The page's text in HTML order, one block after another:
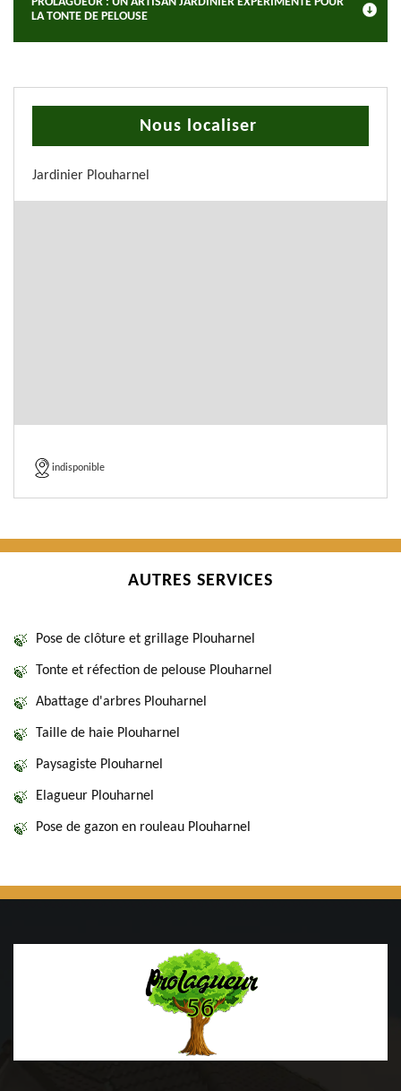
LA TONTE DE PELOUSE
Nous localiser
Jardinier Plouharnel
indisponible
AUTRES SERVICES
Pose de clôture et grillage Plouharnel
Tonte et réfection de pelouse Plouharnel
Abattage d'arbres Plouharnel
Taille de haie Plouharnel
Paysagiste Plouharnel
Elagueur Plouharnel
Pose de gazon en rouleau Plouharnel